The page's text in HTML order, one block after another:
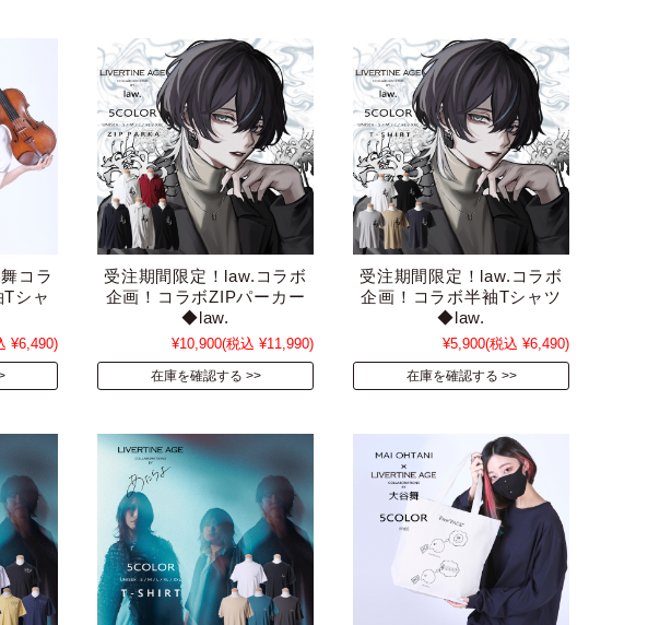
コラ
シャ
¥6,490)
受注期間限定！law.コラボ
企画！コラボZIPパーカー
◆law.
¥10,900(税込 ¥11,990)
在庫を確認する
受注期間限定！law.コラボ
企画！コラボ半袖Tシャツ
◆law.
¥5,900(税込 ¥6,490)
在庫を確認する